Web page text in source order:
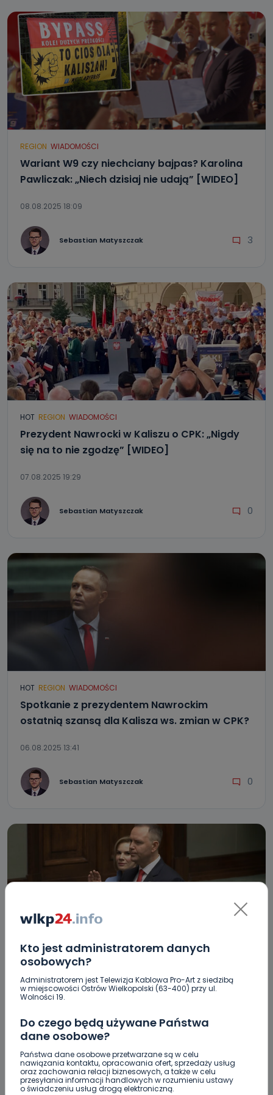
Kto jest administratorem danych
osobowych?
Administratorem jest Telewizja Kablowa Pro-Art z siedzibą
w miejscowości Ostrów Wielkopolski (63-400) przy ul.
Wolności 19.
Do czego będą używane Państwa
dane osobowe?
Państwa dane osobowe przetwarzane są w celu
nawiązania kontaktu, opracowania ofert, sprzedaży usług
oraz zachowania relacji biznesowych, a także w celu
przesyłania informacji handlowych w rozumieniu ustawy
o świadczeniu usług drogą elektroniczną.
REGION WIADOMOŚCI
Wariant W9 czy niechciany bajpas? Karolina
Pawliczak: „Niech dzisiaj nie udają” [WIDEO]
08.08.2025 18:09
Sebastian Matyszczak 3
HOT REGION WIADOMOŚCI
Prezydent Nawrocki w Kaliszu o CPK: „Nigdy
się na to nie zgodzę” [WIDEO]
07.08.2025 19:29
Sebastian Matyszczak 0
HOT REGION WIADOMOŚCI
Spotkanie z prezydentem Nawrockim
ostatnią szansą dla Kalisza ws. zmian w CPK?
06.08.2025 13:41
Sebastian Matyszczak 0
HOT WIADOMOŚCI
Karol Nawrocki oficjalnie prezydentem Polski
06.08.2025 11:10
Sebastian Matyszczak